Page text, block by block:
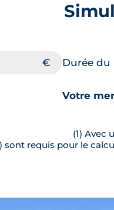
Durée du
Votre
(1) Avec
sont requis pour le